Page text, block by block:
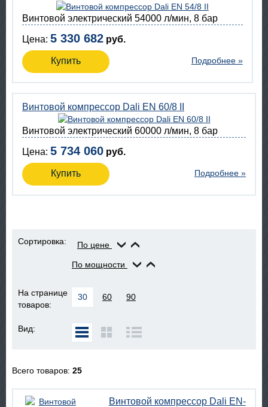
Винтовой электрический 54000 л/мин, 8 бар
Цена: 5 330 682 руб.
Купить Подробнее »
Винтовой компрессор Dali EN 60/8 II
Винтовой электрический 60000 л/мин, 8 бар
Цена: 5 734 060 руб.
Купить Подробнее »
Сортировка: По цене
По мощности
На странице
товаров:
30 60 90
Вид:
Всего товаров: 25
Винтовой компрессор Dali EN-